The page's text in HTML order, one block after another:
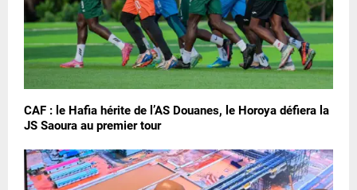
CAF : le Hafia hérite de l’AS Douanes, le Horoya défiera la
JS Saoura au premier tour